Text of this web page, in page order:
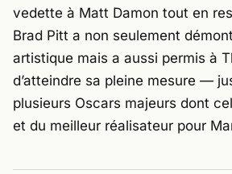
vedette à Matt Damon tout en
Brad Pitt a non seulement
artistique mais a aussi permis à
d’atteindre sa pleine mesure —
plusieurs Oscars majeurs dont
et du meilleur réalisateur pour